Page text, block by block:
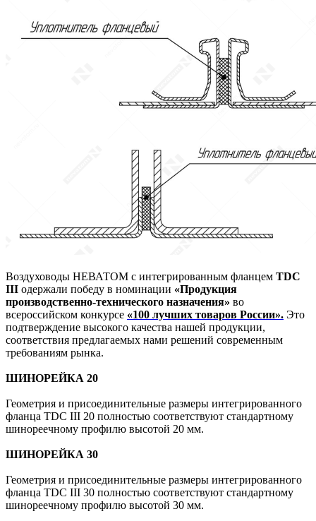
Воздуховоды НЕВАТОМ с интегрированным фланцем TDC
III одержали победу в номинации «Продукция
производственно-технического назначения» во
всероссийском конкурсе «100 лучших товаров России». Это
подтверждение высокого качества нашей продукции,
соответствия предлагаемых нами решений современным
требованиям рынка.
ШИНОРЕЙКА 20
Геометрия и присоединительные размеры интегрированного
фланца TDC III 20 полностью соответствуют стандартному
шинореечному профилю высотой 20 мм.
ШИНОРЕЙКА 30
Геометрия и присоединительные размеры интегрированного
фланца TDC III 30 полностью соответствуют стандартному
шинореечному профилю высотой 30 мм.